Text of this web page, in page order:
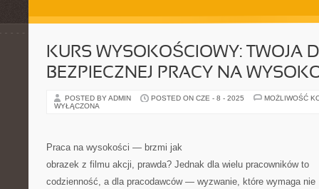
KURS WYSOKOŚCIOWY: TWOJA
BEZPIECZNEJ PRACY NA
POSTED BY ADMIN POSTED ON CZE - 8 - 2025
MOŻLIWOŚĆ
WYŁĄCZONA
Praca na wysokości — brzmi jak
obrazek z filmu akcji, prawda? Jednak dla wielu pracowników to
codzienność, a dla pracodawców — wyzwanie, które wymaga nie